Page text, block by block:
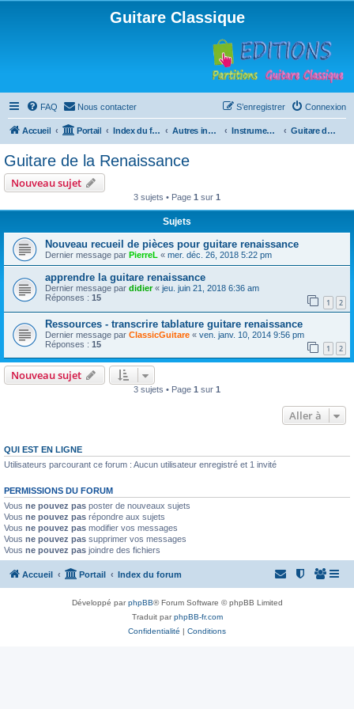
Guitare Classique
FAQ Nous contacter Connexion
S’enregistrer
Accueil Portail Index du forum Autres instruments à cordes pincées, ou styles Instruments anciens Guitare de la Renaissance
Guitare de la Renaissance
Nouveau sujet
3 sujets • Page 1 sur 1
Sujets
Nouveau recueil de pièces pour guitare renaissance
Dernier message par PierreL « mer. déc. 26, 2018 5:22 pm
apprendre la guitare renaissance
Dernier message par didier« jeu. juin 21, 2018 6:36 am
Réponses : 15 1 2
Ressources - transcrire tablature guitare renaissance
Dernier message par ClassicGuitare « ven. janv. 10, 2014 9:56 pm
Réponses : 15 1 2
Nouveau sujet
3 sujets • Page 1 sur 1
Aller à
QUI EST EN LIGNE
Utilisateurs parcourant ce forum : Aucun utilisateur enregistré et 1 invité
PERMISSIONS DU FORUM
Vous ne pouvez pas poster de nouveaux sujets
Vous ne pouvez pas répondre aux sujets
Vous ne pouvez pas modifier vos messages
Vous ne pouvez pas supprimer vos messages
Vous ne pouvez pas joindre des fichiers
Accueil Portail Index du forum
Développé parphpBB® Forum Software © phpBB Limited
Traduit parphpBB-fr.com
Confidentialité | Conditions